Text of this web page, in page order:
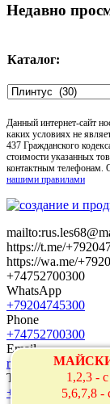
Недавно
Каталог:
Данный интернет-сайт
каких условиях не
437 Гражданского
стоимости указанных
контактным телефонам.
нашими правилами
https://t.me/
https://wa.me/
+74752700300
WhatsApp
+79204745300
Phone
+74752700300
Email
rus.les68@mail.ru
Telegram
+79204745300
1,2,3 -
5,6,7,8 -